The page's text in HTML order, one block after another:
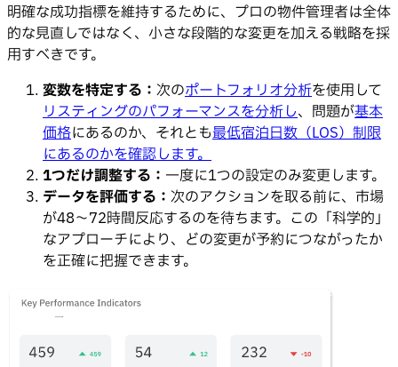
明確な成功指標を維持するために、プロの物件管理者は全体
的な見直しではなく、小さな段階的な変更を加える戦略を採
用すべきです。
変数を特定する： 次のポートフォリオ分析を使用して
リスティングのパフォーマンスを分析し、問題が基本
価格にあるのか、それとも最低宿泊日数（LOS）制限
にあるのかを確認します。
1つだけ調整する： 一度に1つの設定のみ変更します。
データを評価する： 次のアクションを取る前に、市場
が48〜72時間反応するのを待ちます。この「科学的」
なアプローチにより、どの変更が予約につながったか
を正確に把握できます。